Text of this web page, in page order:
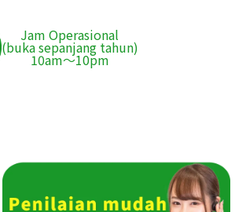
Jam Operasional
(buka sepanjang tahun)
10am〜10pm